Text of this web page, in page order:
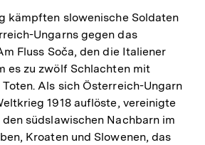
kämpften slowenische Soldaten
Ungarns gegen das
Fluss Soča, den die Italiener
es zu zwölf Schlachten mit
Als sich Österreich-Ungarn
1918 auflöste, vereinigte
südslawischen Nachbarn im
Kroaten und Slowenen, das